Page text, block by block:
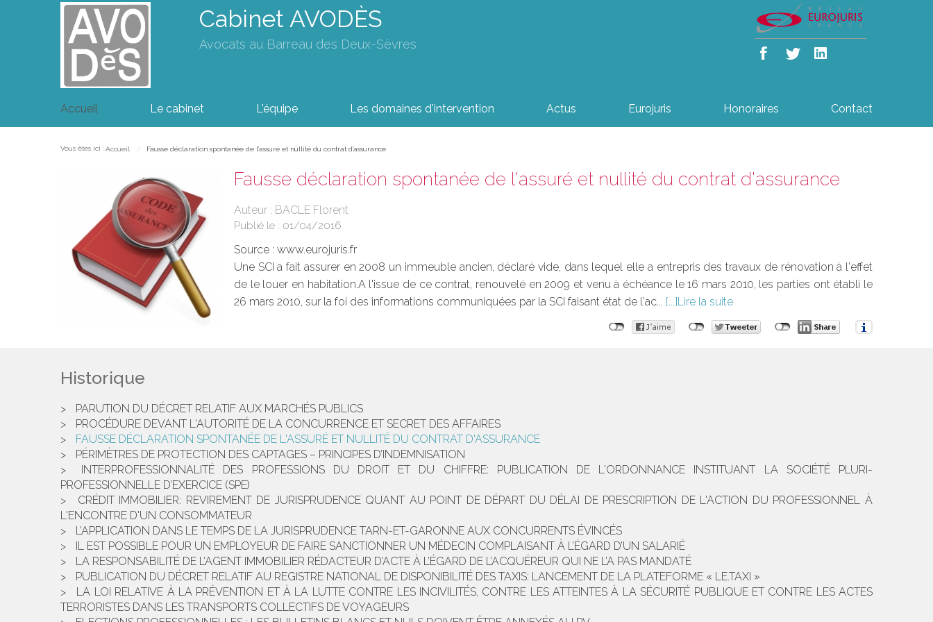
Cabinet AVODÈS
Avocats au Barreau des Deux-Sèvres
Accueil Le cabinet L'équipe Les domaines d'intervention Actus Eurojuris Honoraires Contact
Vous êtes ici : Accueil Fausse déclaration spontanée de l'assuré et nullité du contrat d'assurance
Fausse déclaration spontanée de l'assuré et nullité du contrat d'assurance
Auteur : BACLE Florent
Publié le : 01/04/2016
Source : www.eurojuris.fr
Une SCI a fait assurer en 2008 un immeuble ancien, déclaré vide, dans lequel elle a entrepris des travaux de rénovation à l'effet
de le louer en habitation.A l'issue de ce contrat, renouvelé en 2009 et venu à échéance le 16 mars 2010, les parties ont établi le
26 mars 2010, sur la foi des informations communiquées par la SCI faisant état de l'ac...
Lire la suite
Historique
PARUTION DU DÉCRET RELATIF AUX MARCHÉS PUBLICS
PROCÉDURE DEVANT L'AUTORITÉ DE LA CONCURRENCE ET SECRET DES AFFAIRES
FAUSSE DÉCLARATION SPONTANÉE DE L'ASSURÉ ET NULLITÉ DU CONTRAT D'ASSURANCE
PÉRIMÈTRES DE PROTECTION DES CAPTAGES – PRINCIPES D’INDEMNISATION
INTERPROFESSIONNALITÉ DES PROFESSIONS DU DROIT ET DU CHIFFRE: PUBLICATION DE L'ORDONNANCE INSTITUANT LA SOCIÉTÉ PLURI-
PROFESSIONNELLE D’EXERCICE (SPE)
CRÉDIT IMMOBILIER: REVIREMENT DE JURISPRUDENCE QUANT AU POINT DE DÉPART DU DÉLAI DE PRESCRIPTION DE L'ACTION DU PROFESSIONNEL À
L'ENCONTRE D'UN CONSOMMATEUR
L’APPLICATION DANS LE TEMPS DE LA JURISPRUDENCE TARN-ET-GARONNE AUX CONCURRENTS ÉVINCÉS
IL EST POSSIBLE POUR UN EMPLOYEUR DE FAIRE SANCTIONNER UN MÉDECIN COMPLAISANT À L’ÉGARD D’UN SALARIÉ
LA RESPONSABILITÉ DE L’AGENT IMMOBILIER RÉDACTEUR D’ACTE À L’ÉGARD DE L’ACQUÉREUR QUI NE L’A PAS MANDATÉ
PUBLICATION DU DÉCRET RELATIF AU REGISTRE NATIONAL DE DISPONIBILITÉ DES TAXIS: LANCEMENT DE LA PLATEFORME « LE.TAXI »
LA LOI RELATIVE À LA PRÉVENTION ET À LA LUTTE CONTRE LES INCIVILITÉS, CONTRE LES ATTEINTES À LA SÉCURITÉ PUBLIQUE ET CONTRE LES ACTES
TERRORISTES DANS LES TRANSPORTS COLLECTIFS DE VOYAGEURS